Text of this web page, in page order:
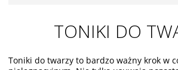
TONIKI DO
Toniki do twarzy to bardzo ważny krok w